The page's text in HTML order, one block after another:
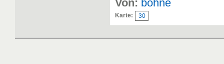
Von: bohne
Karte: 30